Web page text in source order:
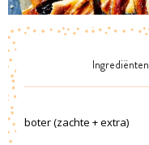
Ingrediënten
boter (zachte + extra)